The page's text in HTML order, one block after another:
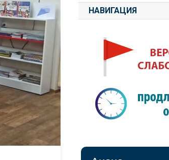
НАВИГАЦИЯ